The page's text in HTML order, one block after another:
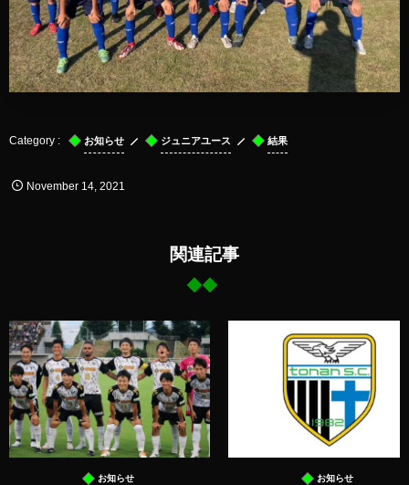
お知らせ ジュニアユース 結果
November 14 ,2021
関連記事
お知らせ お知らせ